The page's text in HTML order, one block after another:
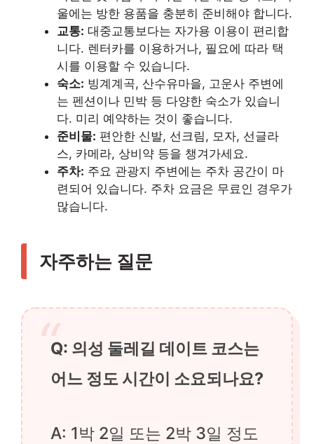
울에는 방한 용품을 충분히 준비해야 합니다.
교통: 대중교통보다는 자가용 이용이 편리합
니다. 렌터카를 이용하거나, 필요에 따라 택
시를 이용할 수 있습니다.
숙소: 빙계계곡, 산수유마을, 고운사 주변에
는 펜션이나 민박 등 다양한 숙소가 있습니
다. 미리 예약하는 것이 좋습니다.
준비물: 편안한 신발, 선크림, 모자, 선글라
스, 카메라, 상비약 등을 챙겨가세요.
주차: 주요 관광지 주변에는 주차 공간이 마
련되어 있습니다. 주차 요금은 무료인 경우가
많습니다.
자주하는 질문
Q: 의성 둘레길 데이트 코스는
어느 정도 시간이 소요되나요?
A: 1박 2일 또는 2박 3일 정도